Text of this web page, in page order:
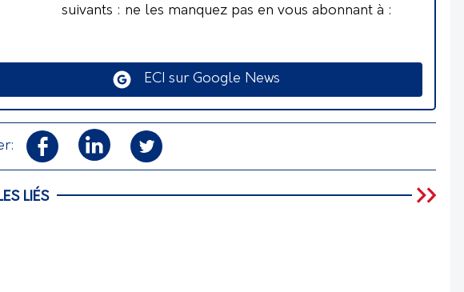
suivants : ne les manquez pas en vous abonnant à :
ECI sur Google News
LIÉS